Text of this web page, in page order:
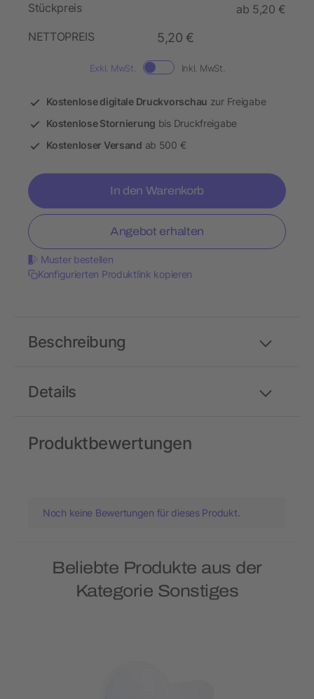
Stückpreis
ab 5,20 €
NETTOPREIS
5,20 €
Exkl. MwSt. Inkl. MwSt.
Kostenlose digitale Druckvorschau zur Freigabe
Kostenlose Stornierung bis Druckfreigabe
Kostenloser Versand ab 500 €
In den Warenkorb
Angebot erhalten
Muster bestellen
Konfigurierten Produktlink kopieren
Details
Beschreibung
Produktbewertungen
Noch keine Bewertungen für dieses Produkt.
Beliebte Produkte aus der
Kategorie Sonstiges